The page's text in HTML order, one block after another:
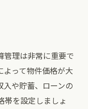
知っておくべき
管理は非常に重要で
よって物件価格が大
入や貯蓄、ローンの
帯を設定しましょ